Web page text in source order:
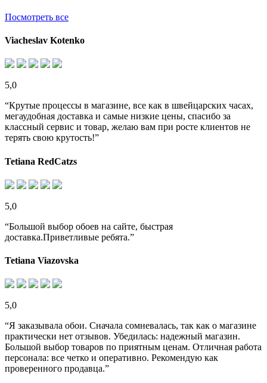
Посмотреть все
Viacheslav Kotenko
5,0
“Крутые процессы в магазине, все как в швейцарских часах,
мегаудобная доставка и самые низкие цены, спасибо за
классный сервис и товар, желаю вам при росте клиентов не
терять свою крутость!”
Tetiana RedCatzs
5,0
“Большой выбор обоев на сайте, быстрая
доставка.Приветливые ребята.”
Tetiana Viazovska
5,0
“Я заказывала обои. Сначала сомневалась, так как о магазине
практически нет отзывов. Убедилась: надежный магазин.
Большой выбор товаров по приятным ценам. Отличная работа
персонала: все четко и оперативно. Рекомендую как
проверенного продавца.”